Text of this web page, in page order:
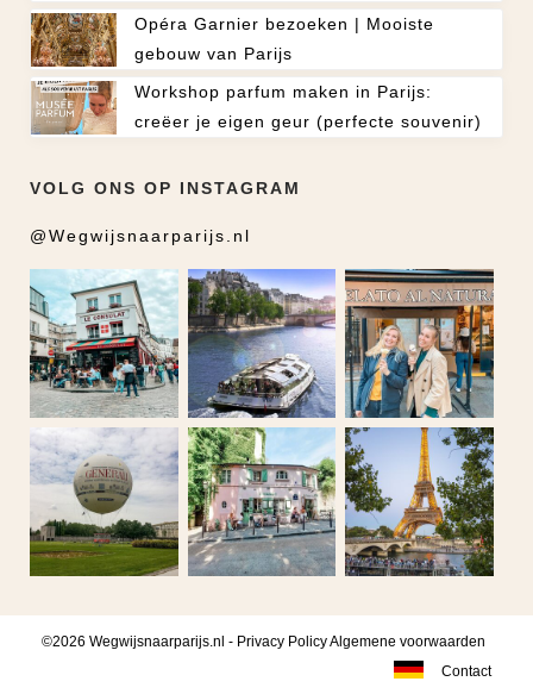
Opéra Garnier bezoeken | Mooiste
gebouw van Parijs
Workshop parfum maken in Parijs:
creëer je eigen geur (perfecte souvenir)
VOLG ONS OP INSTAGRAM
@Wegwijsnaarparijs.nl
©2026 Wegwijsnaarparijs.nl - Privacy PolicyAlgemene voorwaarden
Contact